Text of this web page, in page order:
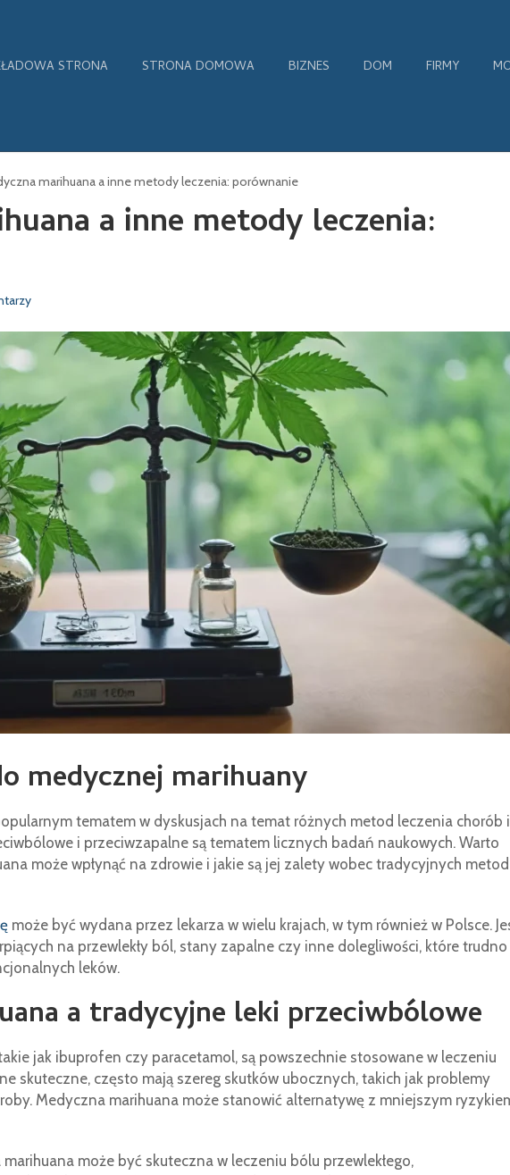
STRONA STRONA DOMOWA BIZNES DOM FIRMY
marihuana a inne metody leczenia: porównanie
a inne metody leczenia:
medycznej marihuany
tematem w dyskusjach na temat różnych metod leczenia chorób i
i przeciwzapalne są tematem licznych badań naukowych. Warto
może wpłynąć na zdrowie i jakie są jej zalety wobec tradycyjnych metod
może być wydana przez lekarza w wielu krajach, w tym również w Polsce.
na przewlekły ból, stany zapalne czy inne dolegliwości, które trudno
leków.
a tradycyjne leki przeciwbólowe
jak ibuprofen czy paracetamol, są powszechnie stosowane w leczeniu
skuteczne, często mają szereg skutków ubocznych, takich jak problemy
Medyczna marihuana może stanowić alternatywę z mniejszym
może być skuteczna w leczeniu bólu przewlekłego,